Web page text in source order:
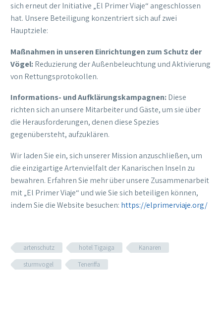
sich erneut der Initiative „El Primer Viaje“ angeschlossen
hat. Unsere Beteiligung konzentriert sich auf zwei
Hauptziele:
Maßnahmen in unseren Einrichtungen zum Schutz der
Vögel:Reduzierung der Außenbeleuchtung und Aktivierung
von Rettungsprotokollen.
Informations- und Aufklärungskampagnen:Diese
richten sich an unsere Mitarbeiter und Gäste, um sie über
die Herausforderungen, denen diese Spezies
gegenübersteht, aufzuklären.
Wir laden Sie ein, sich unserer Mission anzuschließen, um
die einzigartige Artenvielfalt der Kanarischen Inseln zu
bewahren. Erfahren Sie mehr über unsere Zusammenarbeit
mit „El Primer Viaje“ und wie Sie sich beteiligen können,
indem Sie die Website besuchen: https://elprimerviaje.org/
artenschutz hotel Tigaiga
Kanaren
sturmvogel
Teneriffa